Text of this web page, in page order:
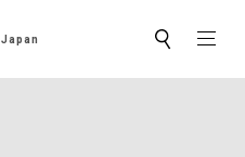
Japan サ
ト